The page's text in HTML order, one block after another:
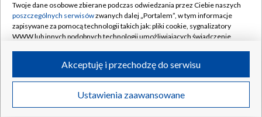
Rada Programowa
System NOS
Informacje o nadawcy
Program dla prasy
Ogłoszenie przetargowe
Kontakt
Kanały
©2026 Telewizja Polska S.A. w likwidacji
Twoje dane osobowe zbierane podczas odwiedzania przez Ciebie naszych
poszczególnych serwisówzwanych dalej „Portalem”, w tym informacje
zapisywane za pomocą technologii takich jak: pliki cookie, sygnalizatory
WWW lub innych podobnych technologii umożliwiających świadczenie
ruchu w Internecie.
Twoje dane osobowe zbierane podczas odwiedzania przez Ciebie
poszczególnych serwisówna Portalu, takie jak adresy IP, identyfikatory
Ustawienia zaawansowane
Akceptuję i przechodzę do serwisu